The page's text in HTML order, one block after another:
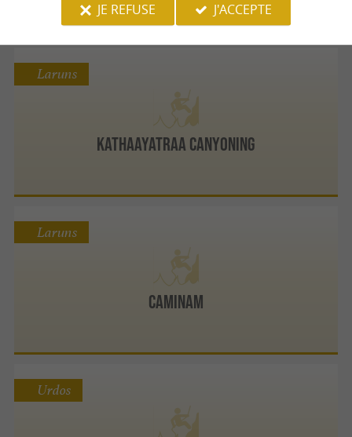
Kathaayatraa Canyoning
Laruns
CAMINAM
Laruns
Urdos
JE REFUSE
J'ACCEPTE